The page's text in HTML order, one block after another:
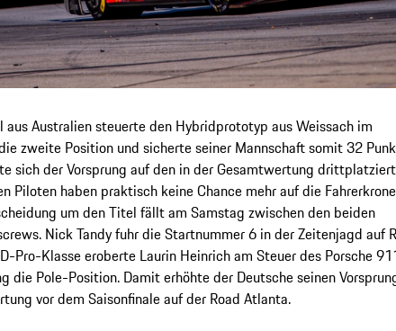
Australien steuerte den Hybridprototyp aus Weissach im
zweite Position und sicherte seiner Mannschaft somit 32
sich der Vorsprung auf den in der Gesamtwertung
Piloten haben praktisch keine Chance mehr auf die Fahrerkrone
um den Titel fällt am Samstag zwischen den beiden
Nick Tandy fuhr die Startnummer 6 in der Zeitenjagd auf
Pro-Klasse eroberte Laurin Heinrich am Steuer des Porsche
die Pole-Position. Damit erhöhte der Deutsche seinen
vor dem Saisonfinale auf der Road Atlanta.